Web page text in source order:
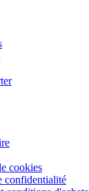
cookies
confidentialité